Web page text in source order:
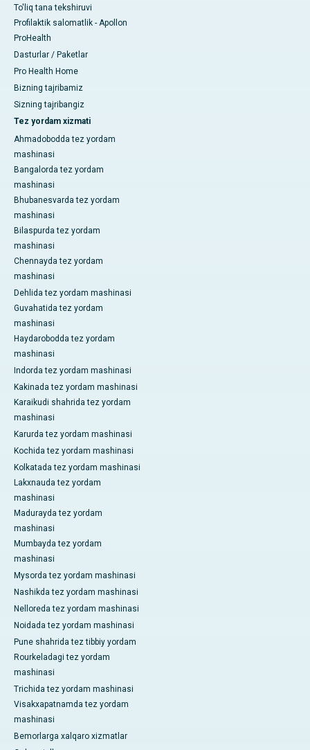
To'liq tana tekshiruvi
Profilaktik salomatlik - Apollon
ProHealth
Dasturlar / Paketlar
Pro Health Home
Bizning tajribamiz
Sizning tajribangiz
Tez yordam xizmati
Ahmadobodda tez yordam
mashinasi
Bangalorda tez yordam
mashinasi
Bhubanesvarda tez yordam
mashinasi
Bilaspurda tez yordam
mashinasi
Chennayda tez yordam
mashinasi
Dehlida tez yordam mashinasi
Guvahatida tez yordam
mashinasi
Haydarobodda tez yordam
mashinasi
Indorda tez yordam mashinasi
Kakinada tez yordam mashinasi
Karaikudi shahrida tez yordam
mashinasi
Karurda tez yordam mashinasi
Kochida tez yordam mashinasi
Kolkatada tez yordam mashinasi
Lakxnauda tez yordam
mashinasi
Madurayda tez yordam
mashinasi
Mumbayda tez yordam
mashinasi
Mysorda tez yordam mashinasi
Nashikda tez yordam mashinasi
Nelloreda tez yordam mashinasi
Noidada tez yordam mashinasi
Pune shahrida tez tibbiy yordam
Rourkeladagi tez yordam
mashinasi
Trichida tez yordam mashinasi
Visakxapatnamda tez yordam
mashinasi
Bemorlarga xalqaro xizmatlar